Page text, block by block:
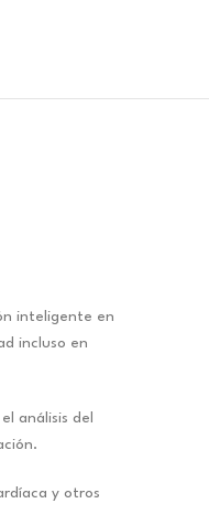
inteligente en
incluso en
análisis del
y otros